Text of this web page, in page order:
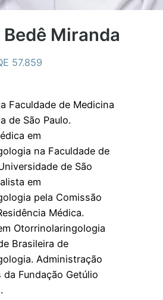
Bedê Miranda
57.859
Faculdade de Medicina
de São Paulo.
em
na Faculdade de
de São
em
pela Comissão
Médica.
Otorrinolaringologia
Brasileira de
Administração
da Fundação Getúlio